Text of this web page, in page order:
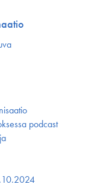
podcast